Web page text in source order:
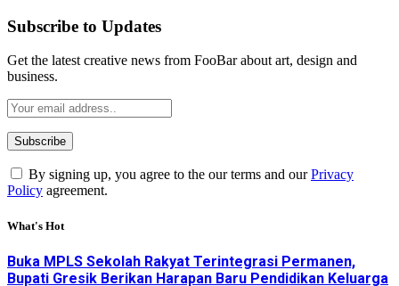
Subscribe to Updates
Get the latest creative news from FooBar about art, design and
business.
By signing up, you agree to the our terms and ourPrivacy
Policy agreement.
What's Hot
Buka MPLS Sekolah Rakyat Terintegrasi Permanen,
Bupati Gresik Berikan Harapan Baru Pendidikan Keluarga